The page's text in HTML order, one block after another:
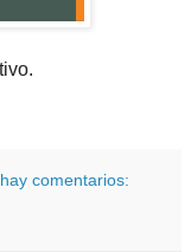
comentarios: